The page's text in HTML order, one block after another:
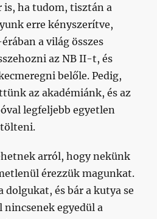
is, ha tudom, tisztán a
erre kényszerítve,
a világ összes
az NB II-t, és
belőle. Pedig,
az akadémiánk, és az
legfeljebb egyetlen
arról, hogy nekünk
érezzük magunkat.
dolgukat, és bár a kutya se
egyedül a